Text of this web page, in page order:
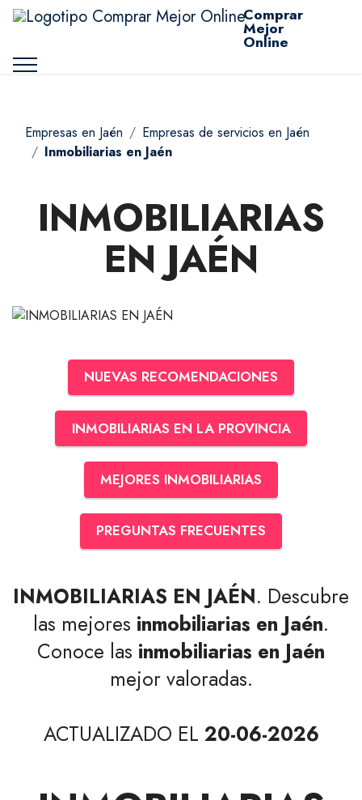
Comprar
Mejor
Online
Empresas en Jaén
Empresas de servicios en Jaén
Inmobiliarias en Jaén
INMOBILIARIAS
EN JAÉN
NUEVAS RECOMENDACIONES
INMOBILIARIAS EN LA PROVINCIA
MEJORES INMOBILIARIAS
PREGUNTAS FRECUENTES
INMOBILIARIAS EN JAÉN. Descubre
las mejores inmobiliarias en Jaén.
Conoce las inmobiliarias en Jaén
mejor valoradas.
ACTUALIZADO EL 20-06-2026